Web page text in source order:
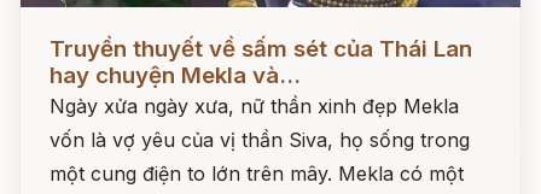
Đọc ngay
Truyền thuyết về sấm sét của Thái Lan
hay chuyện Mekla và...
Ngày xửa ngày xưa, nữ thần xinh đẹp Mekla
vốn là vợ yêu của vị thần Siva, họ sống trong
một cung điện to lớn trên mây. Mekla có một